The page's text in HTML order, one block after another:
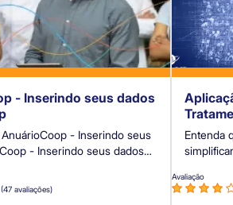
- Inserindo seus dados
- Inserindo seus
- Inserindo seus dados
(47 avaliações)
Entenda
Avaliação